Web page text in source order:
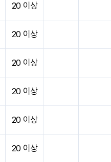
20 이상
20 이상
20 이상
20 이상
20 이상
20 이상